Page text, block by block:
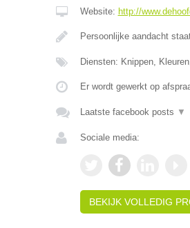
Website: http://
Persoonlijke aandacht
Diensten: Knippen,
Er wordt gewerkt op
Laatste facebook posts ▼
Sociale media:
BEKIJK VOLLEDIG